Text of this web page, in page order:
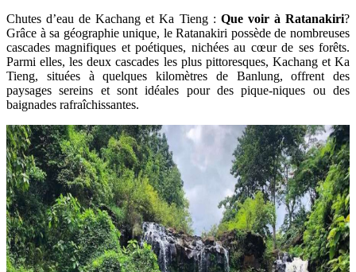
Chutes d’eau de Kachang et Ka Tieng : Que voir à Ratanakiri?
Grâce à sa géographie unique, le Ratanakiri possède de nombreuses
cascades magnifiques et poétiques, nichées au cœur de ses forêts.
Parmi elles, les deux cascades les plus pittoresques, Kachang et Ka
Tieng, situées à quelques kilomètres de Banlung, offrent des
paysages sereins et sont idéales pour des pique-niques ou des
baignades rafraîchissantes.